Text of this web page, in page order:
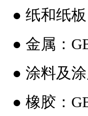
● 纸和纸
● 金属：
● 涂料及
● 橡胶：